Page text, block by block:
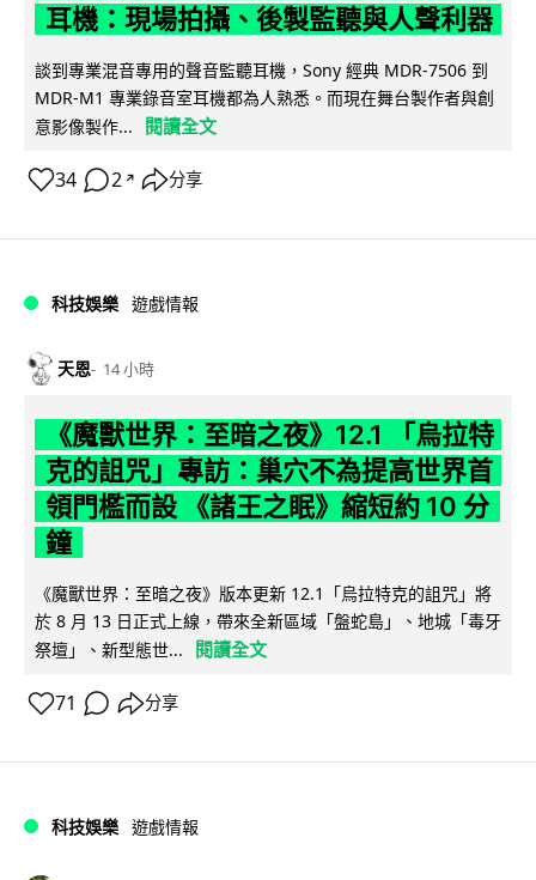
耳機：現場拍攝、後製監聽與人聲利器
談到專業混音專用的聲音監聽耳機，Sony 經典 MDR-7506 到
MDR-M1 專業錄音室耳機都為人熟悉。而現在舞台製作者與創
意影像製作...
閱讀全文
34 2 ↗ 分享
科技娛樂 遊戲情報
天恩 14 小時
《魔獸世界：至暗之夜》12.1 「烏拉特
克的詛咒」專訪：巢穴不為提高世界首
領門檻而設 《諸王之眠》縮短約 10 分
鐘
《魔獸世界：至暗之夜》版本更新 12.1「烏拉特克的詛咒」將
於 8 月 13 日正式上線，帶來全新區域「盤蛇島」、地城「毒牙
祭壇」、新型態世...
閱讀全文
71 分享
科技娛樂 遊戲情報